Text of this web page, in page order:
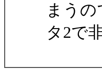
まう
タ2で